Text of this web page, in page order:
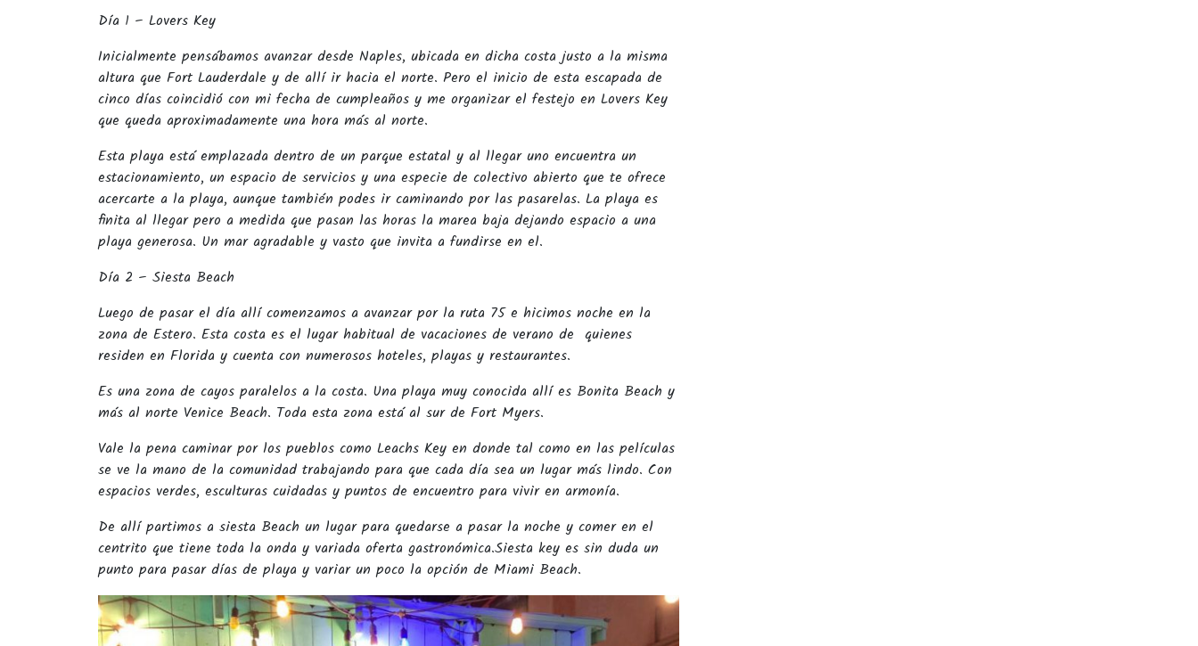
Día 1 – Lovers Key
Inicialmente pensábamos avanzar desde Naples, ubicada en dicha costa justo a la misma
altura que Fort Lauderdale y de allí ir hacia el norte. Pero el inicio de esta escapada de
cinco días coincidió con mi fecha de cumpleaños y me organizar el festejo en Lovers Key
que queda aproximadamente una hora más al norte.
Esta playa está emplazada dentro de un parque estatal y al llegar uno encuentra un
estacionamiento, un espacio de servicios y una especie de colectivo abierto que te ofrece
acercarte a la playa, aunque también podes ir caminando por las pasarelas. La playa es
finita al llegar pero a medida que pasan las horas la marea baja dejando espacio a una
playa generosa. Un mar agradable y vasto que invita a fundirse en el.
Día 2 – Siesta Beach
Luego de pasar el día allí comenzamos a avanzar por la ruta 75 e hicimos noche en la
zona de Estero. Esta costa es el lugar habitual de vacaciones de verano de quienes
residen en Florida y cuenta con numerosos hoteles, playas y restaurantes.
Es una zona de cayos paralelos a la costa. Una playa muy conocida allí es Bonita Beach y
más al norte Venice Beach. Toda esta zona está al sur de Fort Myers.
Vale la pena caminar por los pueblos como Leachs Key en donde tal como en las películas
se ve la mano de la comunidad trabajando para que cada día sea un lugar más lindo. Con
espacios verdes, esculturas cuidadas y puntos de encuentro para vivir en armonía.
De allí partimos a siesta Beach un lugar para quedarse a pasar la noche y comer en el
centrito que tiene toda la onda y variada oferta gastronómica.Siesta key es sin duda un
punto para pasar días de playa y variar un poco la opción de Miami Beach.